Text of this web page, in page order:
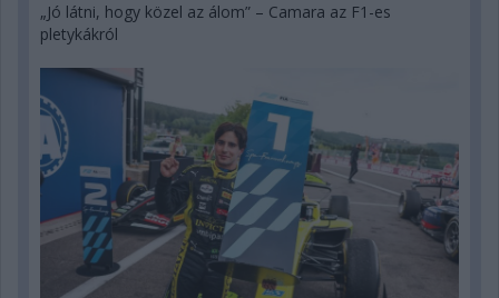
„Jó látni, hogy közel az álom” – Camara az F1-es
pletykákról